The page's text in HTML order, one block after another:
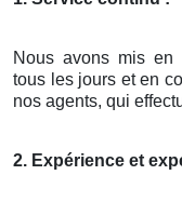
Nous avons mis en
tous les jours et en
nos agents, qui
2. Expérience et